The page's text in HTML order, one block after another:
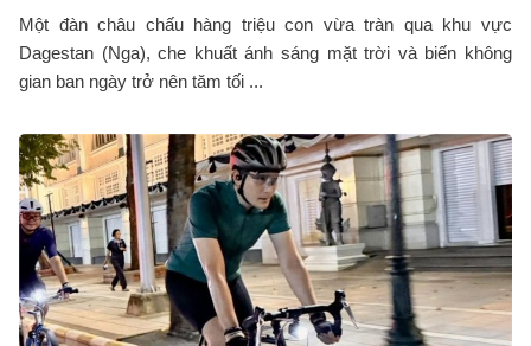
Một đàn châu chấu hàng triệu con vừa tràn qua khu vực
Dagestan (Nga), che khuất ánh sáng mặt trời và biến không
gian ban ngày trở nên tăm tối ...